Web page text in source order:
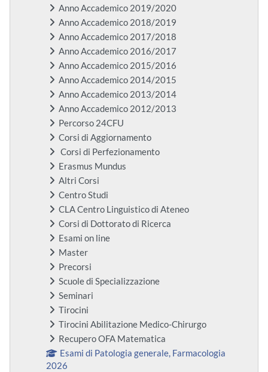
Anno Accademico 2019/2020
Anno Accademico 2018/2019
Anno Accademico 2017/2018
Anno Accademico 2016/2017
Anno Accademico 2015/2016
Anno Accademico 2014/2015
Anno Accademico 2013/2014
Anno Accademico 2012/2013
Percorso 24CFU
Corsi di Aggiornamento
Corsi di Perfezionamento
Erasmus Mundus
Altri Corsi
Centro Studi
CLA Centro Linguistico di Ateneo
Corsi di Dottorato di Ricerca
Esami on line
Master
Precorsi
Scuole di Specializzazione
Seminari
Tirocini
Tirocini Abilitazione Medico-Chirurgo
Recupero OFA Matematica
Esami di Patologia generale, Farmacologia
2026